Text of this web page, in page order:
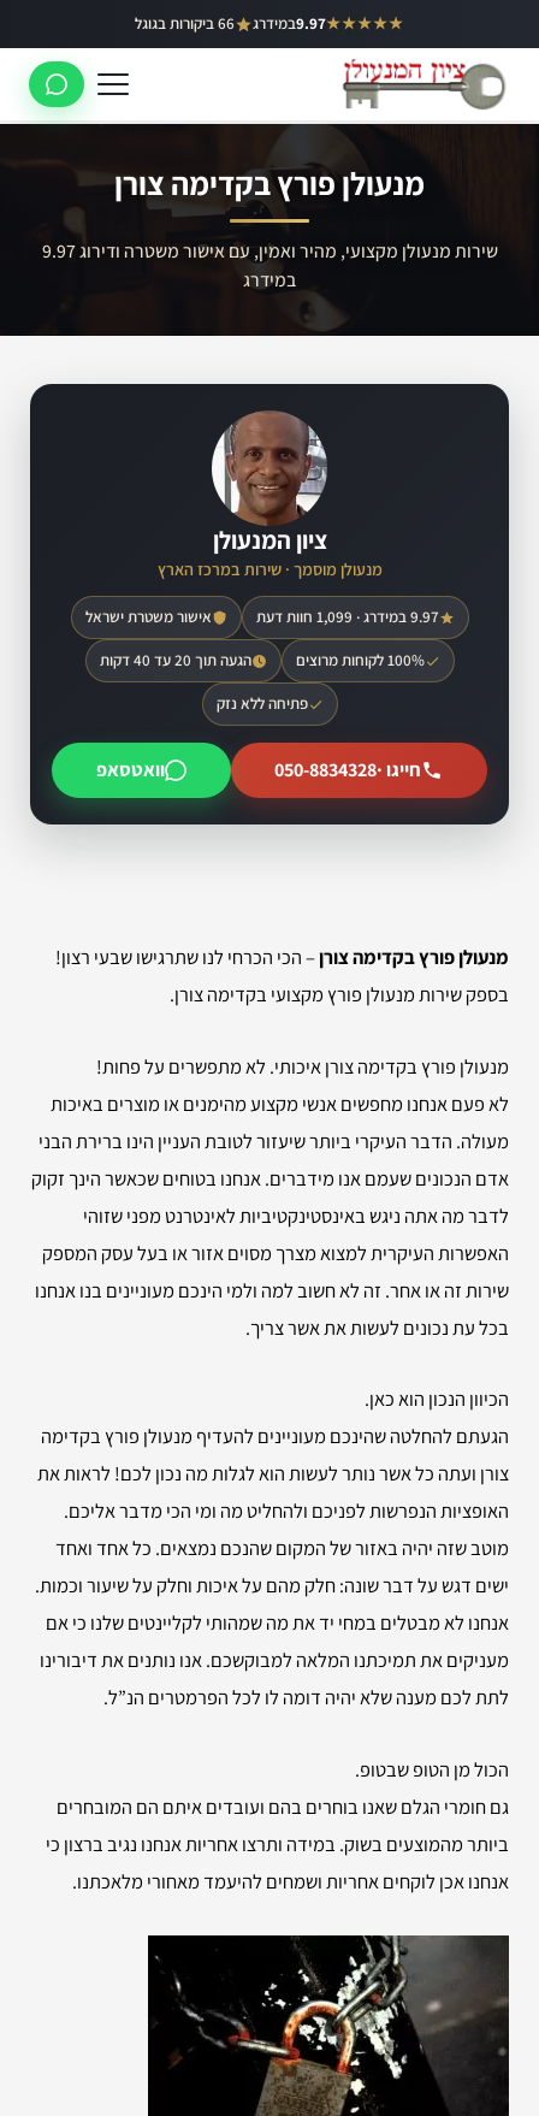
לתוכן
★★★★★
9.97במידרג 66 ביקורות בגוגל באר יעקב
ראשון לציון
רמלה
מנעולן פורץ בקדימה צורן
שירות מנעולן מקצועי, מהיר ואמין, עם אישור משטרה ודירוג 9.97
במידרג
ציון המנעולן
מנעולן מוסמך · שירות במרכז הארץ
9.97 במידרג · 1,099 חוות דעת אישור משטרת ישראל
100% לקוחות מרוצים הגעה תוך 20 עד 40 דקות
פתיחה ללא נזק
חייגו ·050-8834328 וואטסאפ
מנעולן פורץ בקדימה צורן– הכי הכרחי לנו שתרגישו שבעי רצון!
בספק שירות מנעולן פורץ מקצועי בקדימה צורן.
מנעולן פורץ בקדימה צורן איכותי. לא מתפשרים על פחות!
לא פעם אנחנו מחפשים אנשי מקצוע מהימנים או מוצרים באיכות
מעולה. הדבר העיקרי ביותר שיעזור לטובת העניין הינו ברירת הבני
אדם הנכונים שעמם אנו מידברים. אנחנו בטוחים שכאשר הינך זקוק
לדבר מה אתה ניגש באינסטינקטיביות לאינטרנט מפני שזוהי
האפשרות העיקרית למצוא מצרך מסוים אזור או בעל עסק המספק
שירות זה או אחר. זה לא חשוב למה ולמי הינכם מעוניינים בנו אנחנו
בכל עת נכונים לעשות את אשר צריך.
הכיוון הנכון הוא כאן.
הגעתם להחלטה שהינכם מעוניינים להעדיף מנעולן פורץ בקדימה
צורן ועתה כל אשר נותר לעשות הוא לגלות מה נכון לכם! לראות את
האופציות הנפרשות לפניכם ולהחליט מה ומי הכי מדבר אליכם.
מוטב שזה יהיה באזור של המקום שהנכם נמצאים. כל אחד ואחד
ישים דגש על דבר שונה: חלק מהם על איכות וחלק על שיעור וכמות.
אנחנו לא מבטלים במחי יד את מה שמהותי לקליינטים שלנו כי אם
מעניקים את תמיכתנו המלאה למבוקשכם. אנו נותנים את דיבורינו
לתת לכם מענה שלא יהיה דומה לו לכל הפרמטרים הנ”ל.
הכול מן הטופ שבטופ.
גם חומרי הגלם שאנו בוחרים בהם ועובדים איתם הם המובחרים
ביותר מהמוצעים בשוק. במידה ותרצו אחריות אנחנו נגיב ברצון כי
אנחנו אכן לוקחים אחריות ושמחים להיעמד מאחורי מלאכתנו.